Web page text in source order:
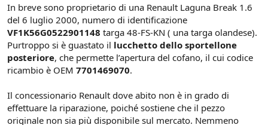
In breve sono proprietario di una Renault Laguna Break 1.6
del 6 luglio 2000, numero di identificazione
VF1K56G0522901148 targa 48-FS-KN ( una targa olandese).
Purtroppo si è guastato il lucchetto dello sportellone
posteriore, che permette l’apertura del cofano, il cui codice
ricambio è OEM 7701469070.
Il concessionario Renault dove abito non è in grado di
effettuare la riparazione, poiché sostiene che il pezzo
originale non sia più disponibile sul mercato. Nemmeno